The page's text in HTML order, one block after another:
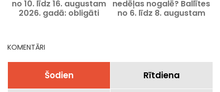
no 10. līdz 16. augustam
2026. gadā: obligāti
nedēļas nogalē? Ballītes
no 6. līdz 8. augustam
KOMENTĀRI
Šodien Rītdiena